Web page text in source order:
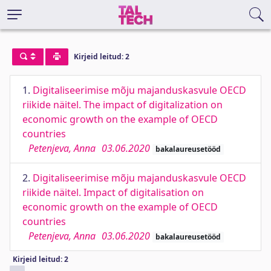
Kirjeid leitud: 2
1. Digitaliseerimise mõju majanduskasvule OECD
riikide näitel. The impact of digitalization on
economic growth on the example of OECD
countries
Petenjeva, Anna 03.06.2020 bakalaureusetööd
2. Digitaliseerimise mõju majanduskasvule OECD
riikide näitel. Impact of digitalisation on
economic growth on the example of OECD
countries
Petenjeva, Anna 03.06.2020 bakalaureusetööd
Kirjeid leitud: 2